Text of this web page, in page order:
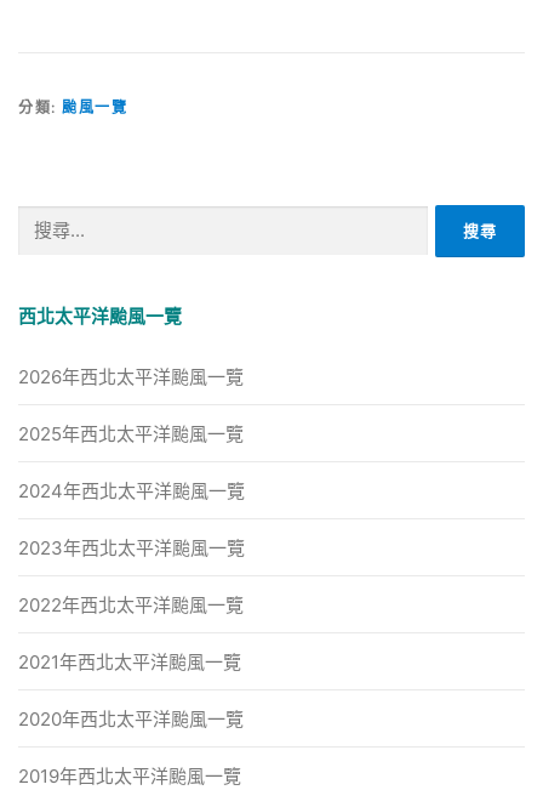
分類: 颱風一覽
字:
西北太平洋颱風一覽
2026年西北太平洋颱風一覽
2025年西北太平洋颱風一覽
2024年西北太平洋颱風一覽
2023年西北太平洋颱風一覽
2022年西北太平洋颱風一覽
2021年西北太平洋颱風一覽
2020年西北太平洋颱風一覽
2019年西北太平洋颱風一覽